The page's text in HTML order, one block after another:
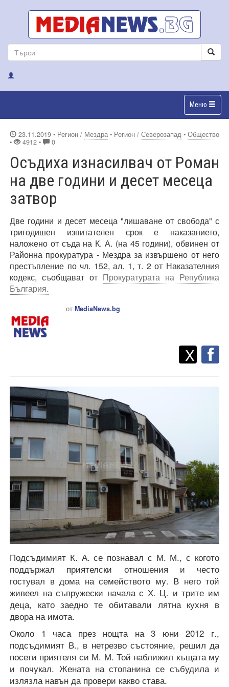
Меню
23.11.2019 • Регион / Мездра • Регион / Северозапад • Общество
•
4912 • 0
Осъдиха изнасилвач от Роман
на две години и десет месеца
затвор
Две години и десет месеца "лишаване от свобода" с
тригодишен изпитателен срок е наказанието,
наложено от съда на К. А. (на 45 години), обвинен от
Районна прокуратура - Мездра за извършено от него
престъпление по чл. 152, ал. 1, т. 2 от Наказателния
кодекс, съобщават от Прокуратурата на Република
България.
от MediaNews.bg
Споделете
X
Подсъдимият К. А. се познавал с М. М., с когото
поддържал приятелски отношения и често
гостувал в дома на семейството му. В него той
живеел на съпружески начала с Х. Ц. и трите им
деца, като заедно те обитавали лятна кухня в
двора на имота.
Около 1 часа през нощта на 3 юни 2012 г.,
подсъдимият В., в нетрезво състояние, решил да
посети приятеля си М. М. Той наближил къщата му
и почукал. Жената на стопанина се събудила и
излязла навън да провери какво става.